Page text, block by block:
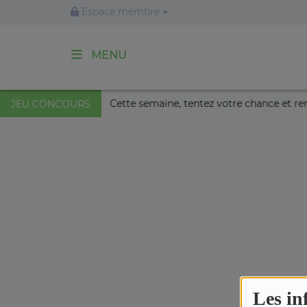
Les
Espace membre
MENU
JEU CONCOURS
Nikaïa de Nice ! Cette semaine, tentez votre
ACCUEIL